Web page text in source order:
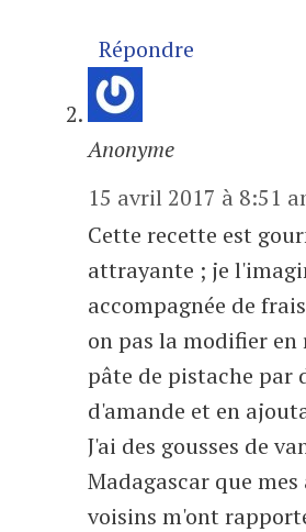
Répondre
Anonyme
15 avril 2017 à 8:51
Cette recette est
attrayante ; je
accompagnée de
on pas la modifier
pâte de pistache par
d'amande et en
J'ai des gousses de
Madagascar que
voisins m'ont